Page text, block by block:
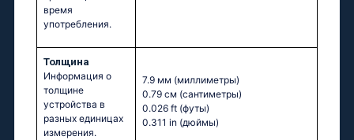
время
употребления.
Толщина
Информация о
толщине
устройства в
разных единицах
измерения.
7.9 мм (миллиметры)
0.79 см (сантиметры)
0.026 ft (футы)
0.311 in (дюймы)